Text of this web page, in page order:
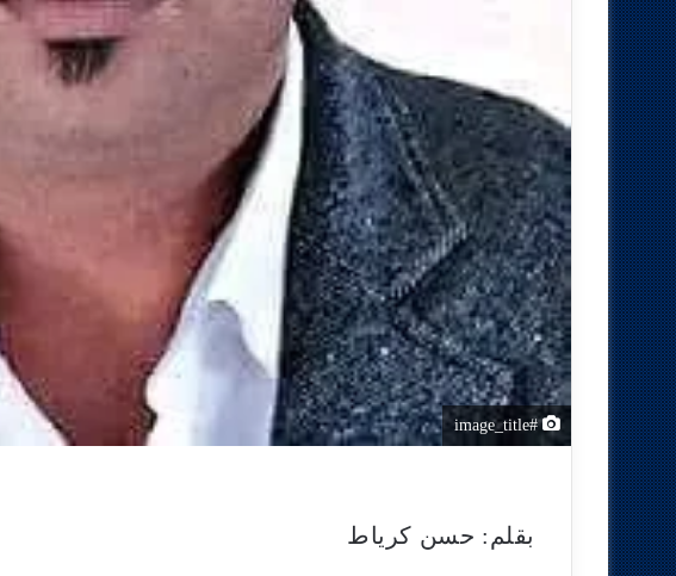
#image_title
بقلم: حسن كرياط